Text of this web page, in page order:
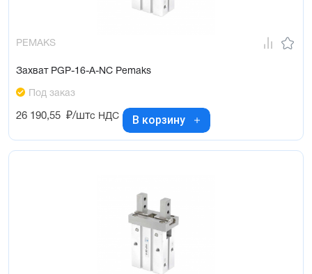
PEMAKS
Захват PGP-16-A-NC Pemaks
Под заказ
26 190,55 ₽/штс НДС В корзину